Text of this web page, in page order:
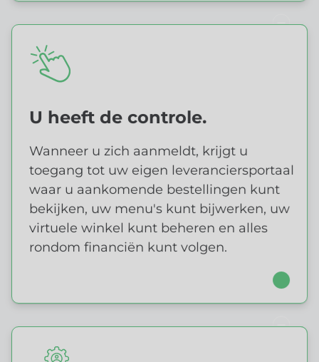
U HEEFT DE CONTROLE
U heeft de controle.
Wanneer u zich aanmeldt, krijgt u
toegang tot uw eigen leveranciersportaal
waar u aankomende bestellingen kunt
bekijken, uw menu's kunt bijwerken, uw
virtuele winkel kunt beheren en alles
rondom financiën kunt volgen.